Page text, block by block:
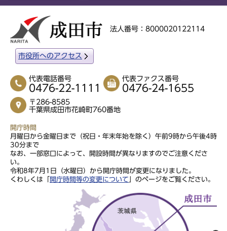
法人番号：8000020122114
市役所へのアクセス
代表電話番号
0476-22-1111
代表ファクス番号
0476-24-1655
〒286-8585
千葉県成田市花崎町760番地
開庁時間
月曜日から金曜日まで（祝日・年末年始を除く）午前9時から午後4時
30分まで
なお、一部窓口によって、開設時間が異なりますのでご注意くださ
い。
令和8年7月1日（水曜日）から開庁時間が変更になりました。
くわしくは「
開庁時間等の変更について 」のページをご覧ください。